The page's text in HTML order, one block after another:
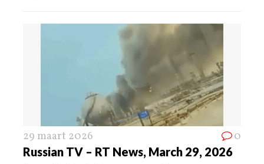
29 maart 2026 0
Russian TV – RT News, March 29, 2026